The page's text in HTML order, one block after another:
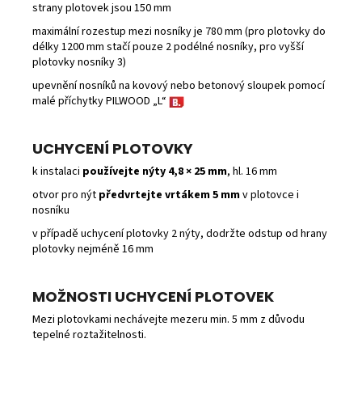
strany plotovek jsou 150 mm
maximální rozestup mezi nosníky je 780 mm (pro plotovky do
délky 1200 mm stačí pouze 2 podélné nosníky, pro vyšší
plotovky nosníky 3)
upevnění nosníků na kovový nebo betonový sloupek pomocí
malé příchytky PILWOOD „L“
UCHYCENÍ PLOTOVKY
k instalaci používejte nýty 4,8 × 25 mm, hl. 16 mm
otvor pro nýt předvrtejte vrtákem 5 mmv plotovce i
nosníku
v případě uchycení plotovky 2 nýty, dodržte odstup od hrany
plotovky nejméně 16 mm
MOŽNOSTI UCHYCENÍ PLOTOVEK
Mezi plotovkami nechávejte mezeru min. 5 mm z důvodu
tepelné roztažitelnosti.